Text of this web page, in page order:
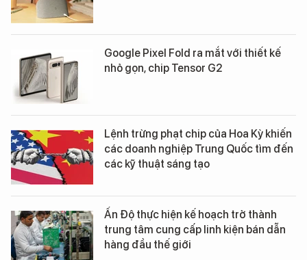
Google Pixel Fold ra mắt với thiết kế
nhỏ gọn, chip Tensor G2
Lệnh trừng phạt chip của Hoa Kỳ khiến
các doanh nghiệp Trung Quốc tìm đến
các kỹ thuật sáng tạo
Ấn Độ thực hiện kế hoạch trở thành
trung tâm cung cấp linh kiện bán dẫn
hàng đầu thế giới